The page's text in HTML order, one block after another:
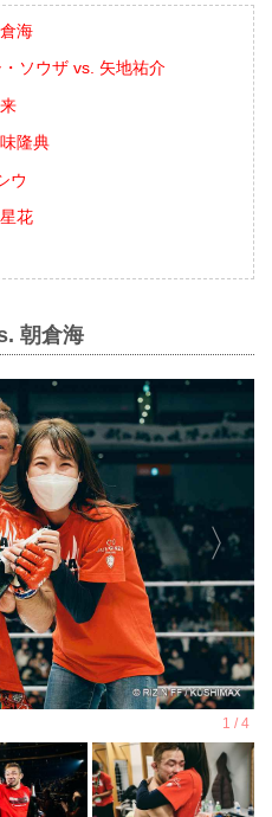
海
ソウザ vs. 矢地祐介
隆典
ウ
花
朝倉海